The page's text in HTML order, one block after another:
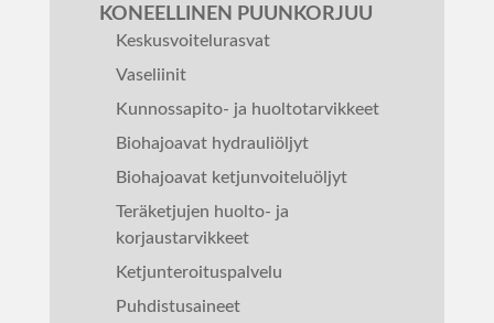
KONEELLINEN PUUNKORJUU
Keskusvoitelurasvat
Vaseliinit
Kunnossapito- ja huoltotarvikkeet
Biohajoavat hydrauliöljyt
Biohajoavat ketjunvoiteluöljyt
Teräketjujen huolto- ja
korjaustarvikkeet
Ketjunteroituspalvelu
Puhdistusaineet